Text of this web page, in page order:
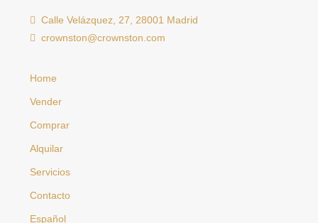
Calle Velázquez, 27, 28001 Madrid
crownston@crownston.com
Home
Vender
Comprar
Alquilar
Servicios
Contacto
Español